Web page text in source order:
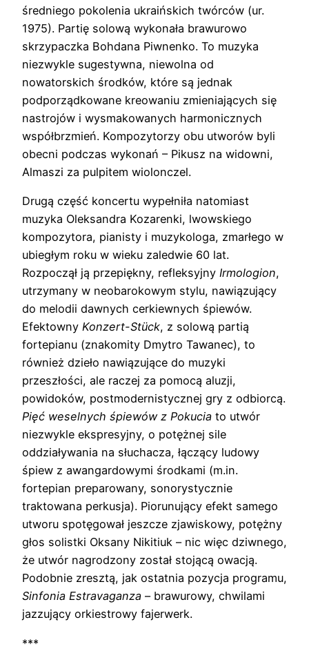
średniego pokolenia ukraińskich twórców (ur.
1975). Partię solową wykonała brawurowo
skrzypaczka Bohdana Piwnenko. To muzyka
niezwykle sugestywna, niewolna od
nowatorskich środków, które są jednak
podporządkowane kreowaniu zmieniających się
nastrojów i wysmakowanych harmonicznych
współbrzmień. Kompozytorzy obu utworów byli
obecni podczas wykonań – Pikusz na widowni,
Almaszi za pulpitem wiolonczel.
Drugą część koncertu wypełniła natomiast
muzyka Oleksandra Kozarenki, lwowskiego
kompozytora, pianisty i muzykologa, zmarłego w
ubiegłym roku w wieku zaledwie 60 lat.
Rozpoczął ją przepiękny, refleksyjny Irmologion,
utrzymany w neobarokowym stylu, nawiązujący
do melodii dawnych cerkiewnych śpiewów.
Efektowny Konzert-Stück, z solową partią
fortepianu (znakomity Dmytro Tawanec), to
również dzieło nawiązujące do muzyki
przeszłości, ale raczej za pomocą aluzji,
powidoków, postmodernistycznej gry z odbiorcą.
Pięć weselnych śpiewów z Pokucia to utwór
niezwykle ekspresyjny, o potężnej sile
oddziaływania na słuchacza, łączący ludowy
śpiew z awangardowymi środkami (m.in.
fortepian preparowany, sonorystycznie
traktowana perkusja). Piorunujący efekt samego
utworu spotęgował jeszcze zjawiskowy, potężny
głos solistki Oksany Nikitiuk – nic więc dziwnego,
że utwór nagrodzony został stojącą owacją.
Podobnie zresztą, jak ostatnia pozycja programu,
Sinfonia Estravaganza – brawurowy, chwilami
jazzujący orkiestrowy fajerwerk.
***